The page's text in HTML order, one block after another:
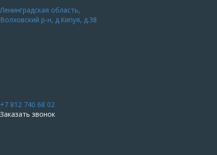
Ленинградская область,
Волховский р-н, д.Кипуя, д.38
+7 812 740 68 02
Заказать звонок